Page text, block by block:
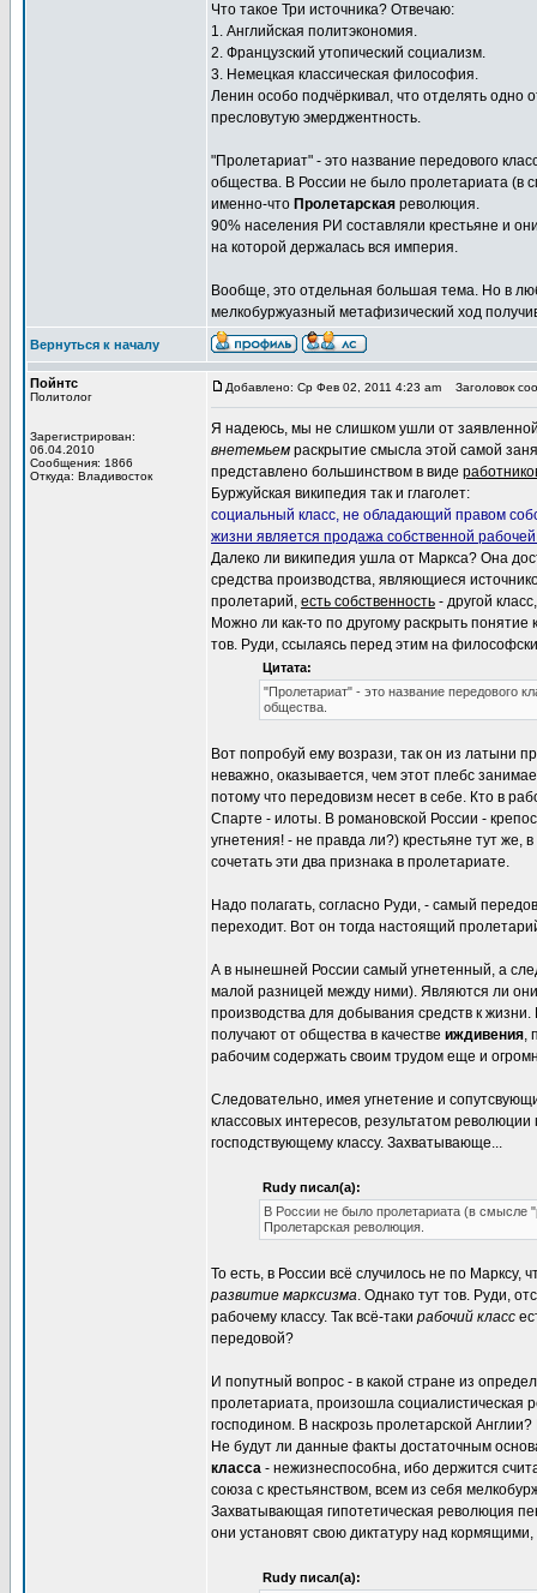
Что такое Три источника? Отвечаю:
1. Английская политэкономия.
2. Французский утопический социализм.
3. Немецкая классическая философия.
Ленин особо подчёркивал, что отделять одно
пресловутую эмерджентность.
"Пролетариат" - это название передового
общества. В России не было пролетариата (в
именно-что Пролетарская революция.
90% населения РИ составляли крестьяне и
на которой держалась вся империя.
Вообще, это отдельная большая тема. Но в
мелкобуржуазный метафизический ход
Вернуться к началу
Пойнтс
Политолог
Зарегистрирован:
06.04.2010
Сообщения: 1866
Откуда: Владивосток
Добавлено: Ср Фев 02, 2011 4:23 am Заголовок
Я надеюсь, мы не слишком ушли от
внетемьем раскрытие смысла этой самой
представлено большинством в виде
Буржуйская википедия так и глаголет:
социальный класс, не обладающий правом
жизни является продажа собственной
Далеко ли википедия ушла от Маркса? Она
средства производства, являющиеся
пролетарий, есть собственность - другой
Можно ли как-то по другому раскрыть понятие
тов. Руди, ссылаясь перед этим на
Цитата:
"Пролетариат" - это название передового
общества.
Вот попробуй ему возрази, так он из латыни
неважно, оказывается, чем этот плебс
потому что передовизм несет в себе. Кто в
Спарте - илоты. В романовской России -
угнетения! - не правда ли?) крестьяне тут же,
сочетать эти два признака в пролетариате.
Надо полагать, согласно Руди, - самый
переходит. Вот он тогда настоящий
А в нынешней России самый угнетенный, а
малой разницей между ними). Являются ли
производства для добывания средств к
получают от общества в качестве иждивения,
рабочим содержать своим трудом еще и
Следовательно, имея угнетение и
классовых интересов, результатом
господствующему классу. Захватывающе...
Rudy писал(а):
В России не было пролетариата (в смысле
Пролетарская революция.
То есть, в России всё случилось не по
развитие марксизма. Однако тут тов. Руди,
рабочему классу. Так всё-таки рабочий класс
передовой?
И попутный вопрос - в какой стране из
пролетариата, произошла социалистическая
господином. В наскрозь пролетарской
Не будут ли данные факты достаточным
класса - нежизнеспособна, ибо держится
союза с крестьянством, всем из себя
Захватывающая гипотетическая революция
они установят свою диктатуру над
Rudy писал(а):